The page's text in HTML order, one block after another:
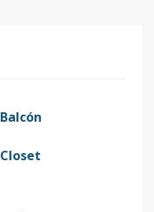
Balcón
Closet